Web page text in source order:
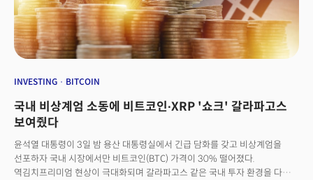
INVESTING BITCOIN
국내 비상계엄 소동에 비트코인∙XRP '쇼크' 갈라파고스
보여줬다
윤석열 대통령이 3일 밤 용산 대통령실에서 긴급 담화를 갖고 비상계엄을
선포하자 국내 시장에서만 비트코인(BTC) 가격이 30% 떨어졌다.
역김치프리미엄 현상이 극대화되며 갈라파고스 같은 국내 투자 환경을 다시금